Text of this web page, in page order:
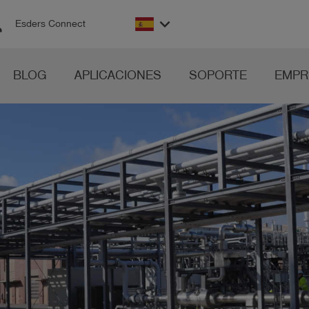
Esders Connect keyboard_arrow_down
BLOG APLICACIONES SOPORTE